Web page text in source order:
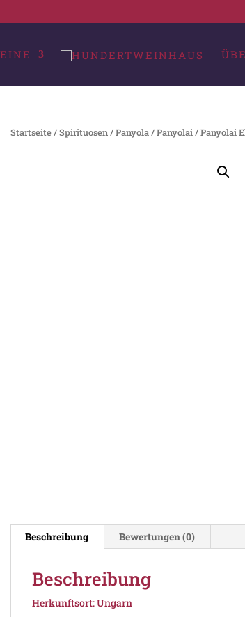
Startseite/Spirituosen /Panyola /Panyolai / Panyolai
Beschreibung Bewertungen (0)
Beschreibung
Herkunftsort: Ungarn